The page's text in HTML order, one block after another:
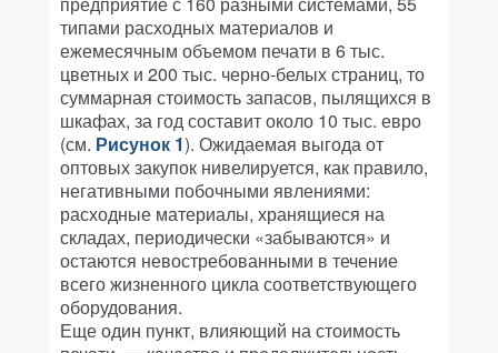
типами расходных материалов и
ежемесячным объемом печати в 6 тыс.
цветных и 200 тыс. черно-белых страниц, то
суммарная стоимость запасов, пылящихся в
шкафах, за год составит около 10 тыс. евро
(см. Рисунок 1). Ожидаемая выгода от
оптовых закупок нивелируется, как правило,
негативными побочными явлениями:
расходные материалы, хранящиеся на
складах, периодически «забываются» и
остаются невостребованными в течение
всего жизненного цикла соответствующего
оборудования.
Еще один пункт, влияющий на стоимость